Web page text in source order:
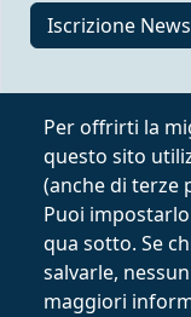
Per offrirti la
questo sito
(anche di terze
Puoi
qua sotto. Se
salvarle,
maggiori
Iscrizione